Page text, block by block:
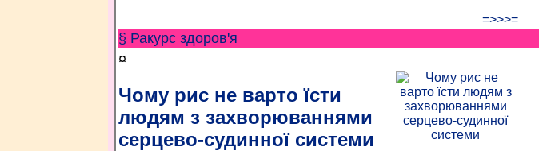
=>>>=
§ Ракурс здоров'я
¤
Чому рис не варто їсти
людям з захворюваннями
серцево-судинної системи